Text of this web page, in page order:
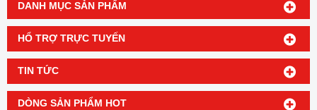
DANH MỤC SẢN PHẨM
HỔ TRỢ TRỰC TUYẾN
TIN TỨC
DÒNG SẢN PHẨM HOT